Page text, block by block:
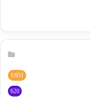
1٬951
620